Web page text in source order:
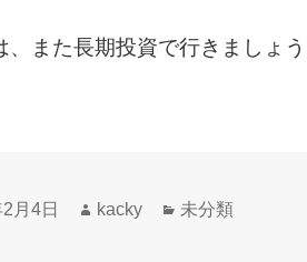
、また長期投資で行きましょ
月4日
作
kacky
カ
未分類